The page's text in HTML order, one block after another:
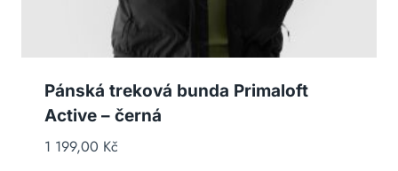
Pánská treková bunda Primaloft
Active – černá
1 199,00 Kč